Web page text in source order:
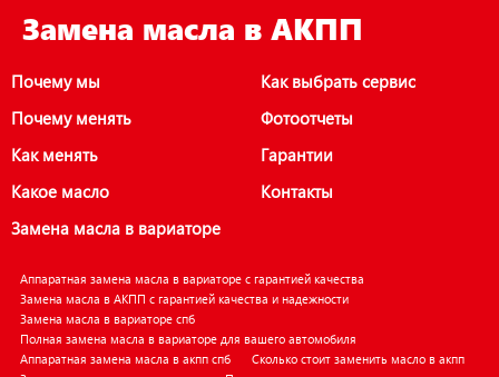
Замена масла в АКПП
Почему мы
Почему менять
Как менять
Какое масло
Замена масла в вариаторе
Как выбрать сервис
Фотоотчеты
Гарантии
Контакты
Аппаратная замена масла в вариаторе с гарантией качества
Замена масла в АКПП с гарантией качества и надежности
Замена масла в вариаторе спб
Полная замена масла в вариаторе для вашего автомобиля
Аппаратная замена масла в акпп спб
Сколько стоит заменить масло в акпп